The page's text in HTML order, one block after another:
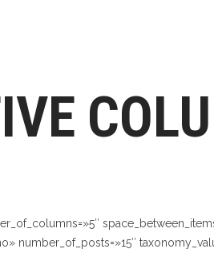
number_of_posts=»15″